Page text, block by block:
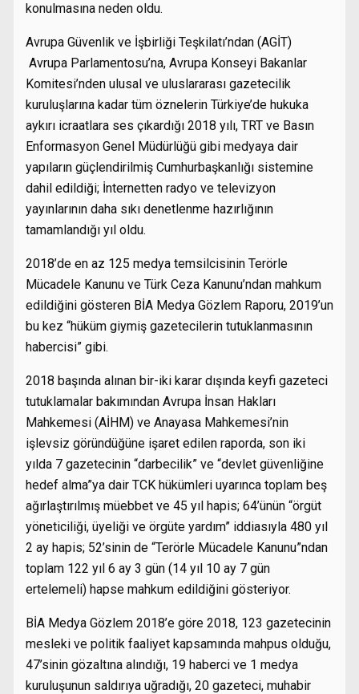
konulmasına neden oldu.
Avrupa Güvenlik ve İşbirliği Teşkilatı’ndan (AGİT)
Avrupa Parlamentosu’na, Avrupa Konseyi Bakanlar
Komitesi’nden ulusal ve uluslararası gazetecilik
kuruluşlarına kadar tüm öznelerin Türkiye’de hukuka
aykırı icraatlara ses çıkardığı 2018 yılı, TRT ve Basın
Enformasyon Genel Müdürlüğü gibi medyaya dair
yapıların güçlendirilmiş Cumhurbaşkanlığı sistemine
dahil edildiği; İnternetten radyo ve televizyon
yayınlarının daha sıkı denetlenme hazırlığının
tamamlandığı yıl oldu.
2018’de en az 125 medya temsilcisinin Terörle
Mücadele Kanunu ve Türk Ceza Kanunu’ndan mahkum
edildiğini gösteren BİA Medya Gözlem Raporu, 2019’un
bu kez “hüküm giymiş gazetecilerin tutuklanmasının
habercisi” gibi.
2018 başında alınan bir-iki karar dışında keyfi gazeteci
tutuklamalar bakımından Avrupa İnsan Hakları
Mahkemesi (AİHM) ve Anayasa Mahkemesi’nin
işlevsiz göründüğüne işaret edilen raporda, son iki
yılda 7 gazetecinin “darbecilik” ve “devlet güvenliğine
hedef alma”ya dair TCK hükümleri uyarınca toplam beş
ağırlaştırılmış müebbet ve 45 yıl hapis; 64’ünün “örgüt
yöneticiliği, üyeliği ve örgüte yardım” iddiasıyla 480 yıl
2 ay hapis; 52’sinin de “Terörle Mücadele Kanunu”ndan
toplam 122 yıl 6 ay 3 gün (14 yıl 10 ay 7 gün
ertelemeli) hapse mahkum edildiğini gösteriyor.
BİA Medya Gözlem 2018’e göre 2018, 123 gazetecinin
mesleki ve politik faaliyet kapsamında mahpus olduğu,
47’sinin gözaltına alındığı, 19 haberci ve 1 medya
kuruluşunun saldırıya uğradığı, 20 gazeteci, muhabir